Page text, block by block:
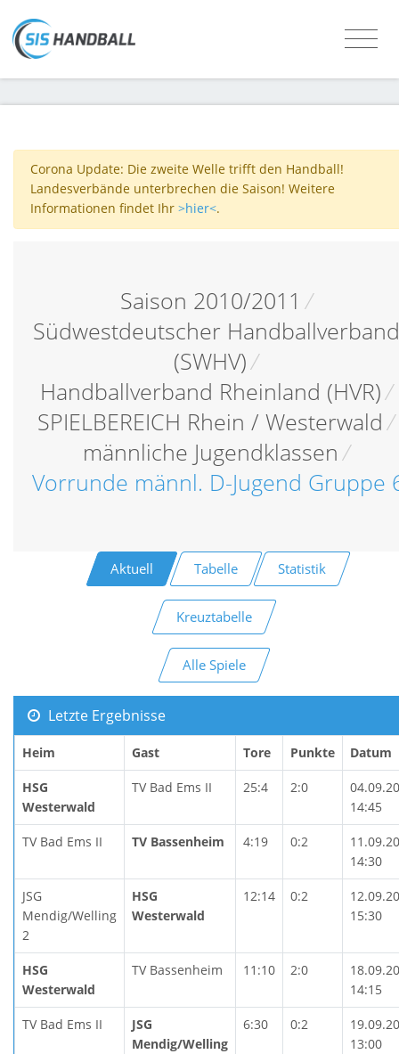
Corona Update: Die zweite Welle trifft den Handball!
Landesverbände unterbrechen die Saison! Weitere
Informationen findet Ihr >hier<.
Saison 2010/2011 /
Südwestdeutscher Handballverband
(SWHV)/
Handballverband Rheinland (HVR)/
SPIELBEREICH Rhein / Westerwald /
männliche Jugendklassen/
Vorrunde männl. D-Jugend Gruppe
Aktuell Tabelle Statistik
Kreuztabelle
Alle Spiele
Letzte Ergebnisse
Heim Gast Tore Punkte Datum
HSG
Westerwald
TV Bad Ems II 25:4 2:0
14:45
TV Bad Ems II TV Bassenheim 4:19 0:2
14:30
JSG
Mendig/Welling
2
HSG
Westerwald
12:14 0:2
15:30
HSG
Westerwald
TV Bassenheim 11:10 2:0
14:15
TV Bad Ems II
JSG
Mendig/Welling
6:30 0:2
13:00